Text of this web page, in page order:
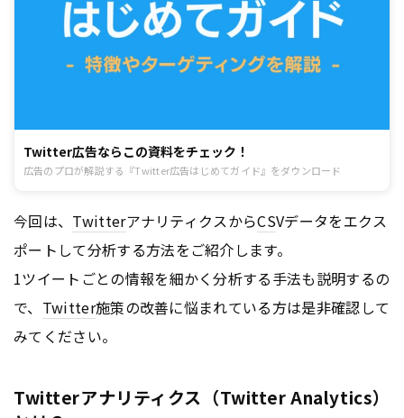
Twitter広告ならこの資料をチェック！
広告のプロが解説する『Twitter広告はじめてガイド』をダウンロード
今回は、 TwitterアナリティクスからCSVデータをエクス
ポートして分析する方法をご紹介します。
1ツイートごとの情報を細かく分析する手法も説明するの
で、 Twitter施策の改善に悩まれている方は是非確認して
みてください。
Twitterアナリティクス（Twitter Analytics）